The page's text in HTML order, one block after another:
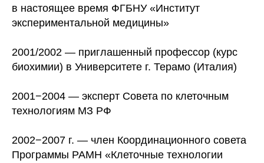
в настоящее время ФГБНУ «Институт
экспериментальной медицины»
2001/2002 — приглашенный профессор (курс
биохимии) в Университете г. Терамо (Италия)
2001−2004 — эксперт Совета по клеточным
технологиям МЗ РФ
2002−2007 г. — член Координационного совета
Программы РАМН «Клеточные технологии